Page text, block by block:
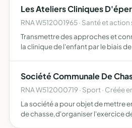
Les Ateliers Cliniques
RNA W512001965 · Santé et
Transmettre des approches et
la clinique de l'enfant par le biais
Société Communale De
RNA W512000719 · Sport · Créée
La société a pour objet de mettre
de chasse,d'organiser l'exercice